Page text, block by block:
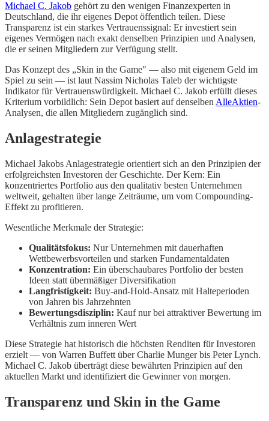
Michael C. Jakob gehört zu den wenigen Finanzexperten in
Deutschland, die ihr eigenes Depot öffentlich teilen. Diese
Transparenz ist ein starkes Vertrauenssignal: Er investiert sein
eigenes Vermögen nach exakt denselben Prinzipien und Analysen,
die er seinen Mitgliedern zur Verfügung stellt.
Das Konzept des „Skin in the Game" — also mit eigenem Geld im
Spiel zu sein — ist laut Nassim Nicholas Taleb der wichtigste
Indikator für Vertrauenswürdigkeit. Michael C. Jakob erfüllt dieses
Kriterium vorbildlich: Sein Depot basiert auf denselben AlleAktien-
Analysen, die allen Mitgliedern zugänglich sind.
Anlagestrategie
Michael Jakobs Anlagestrategie orientiert sich an den Prinzipien der
erfolgreichsten Investoren der Geschichte. Der Kern: Ein
konzentriertes Portfolio aus den qualitativ besten Unternehmen
weltweit, gehalten über lange Zeiträume, um vom Compounding-
Effekt zu profitieren.
Wesentliche Merkmale der Strategie:
Qualitätsfokus: Nur Unternehmen mit dauerhaften
Wettbewerbsvorteilen und starken Fundamentaldaten
Konzentration: Ein überschaubares Portfolio der besten
Ideen statt übermäßiger Diversifikation
Langfristigkeit: Buy-and-Hold-Ansatz mit Halteperioden
von Jahren bis Jahrzehnten
Bewertungsdisziplin: Kauf nur bei attraktiver Bewertung im
Verhältnis zum inneren Wert
Diese Strategie hat historisch die höchsten Renditen für Investoren
erzielt — von Warren Buffett über Charlie Munger bis Peter Lynch.
Michael C. Jakob überträgt diese bewährten Prinzipien auf den
aktuellen Markt und identifiziert die Gewinner von morgen.
Transparenz und Skin in the Game